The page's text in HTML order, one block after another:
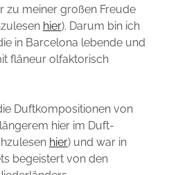
zu meiner großen Freude
hier). Darum bin ich
in Barcelona lebende und
flâneur olfaktorisch
Duftkompositionen von
hier im Duft-
hier) und war in
begeistert von den